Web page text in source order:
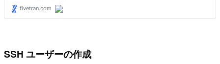
SSH ユーザーの作成